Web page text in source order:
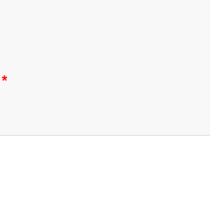
*